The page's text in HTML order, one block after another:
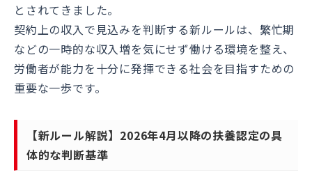
とされてきました。
契約上の収入で見込みを判断する新ルールは、繁忙期
などの一時的な収入増を気にせず働ける環境を整え、
労働者が能力を十分に発揮できる社会を目指すための
重要な一歩です。
【新ルール解説】2026年4月以降の扶養認定の具
体的な判断基準